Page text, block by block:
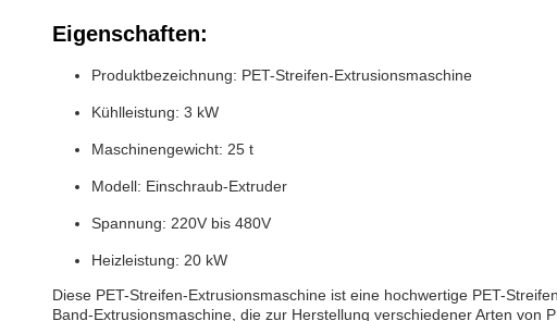
Eigenschaften:
Produktbezeichnung: PET-Streifen-Extrusionsmaschine
Kühlleistung: 3 kW
Maschinengewicht: 25 t
Modell: Einschraub-Extruder
Spannung: 220V bis 480V
Heizleistung: 20 kW
Diese PET-Streifen-Extrusionsmaschine ist eine hochwertige PET-
Band-Extrusionsmaschine, die zur Herstellung verschiedener Arten von